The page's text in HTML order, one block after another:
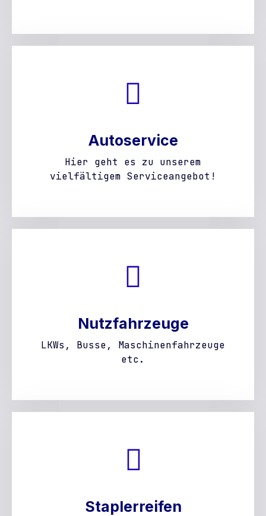
Autoservice
Hier geht es zu unserem
vielfältigem Serviceangebot!
Nutzfahrzeuge
LKWs, Busse, Maschinenfahrzeuge
etc.
Staplerreifen